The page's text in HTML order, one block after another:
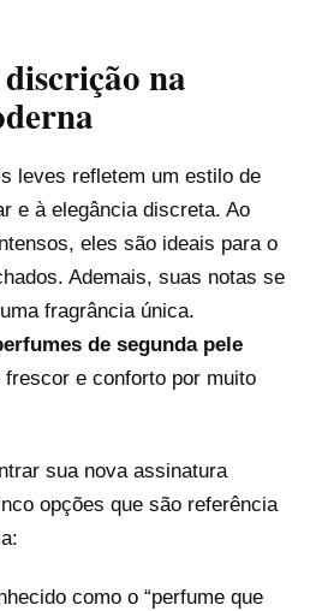
na
leves refletem um estilo de
e à elegância discreta. Ao
eles são ideais para o
Ademais, suas notas se
fragrância única.
de segunda pele
e conforto por muito
sua nova assinatura
opções que são referência
como o “perfume que